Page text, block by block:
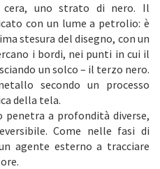
uno strato di nero. Il
con un lume a petrolio: è
stesura del disegno, con un
i bordi, nei punti in cui il
un solco – il terzo nero.
secondo un processo
della tela.
a profondità diverse,
Come nelle fasi di
agente esterno a tracciare